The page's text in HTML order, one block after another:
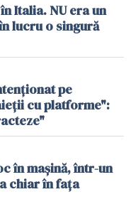
Italia. NU era un
lucru o singură
pe
cu platforme":
în mașină, într-un
chiar în fața